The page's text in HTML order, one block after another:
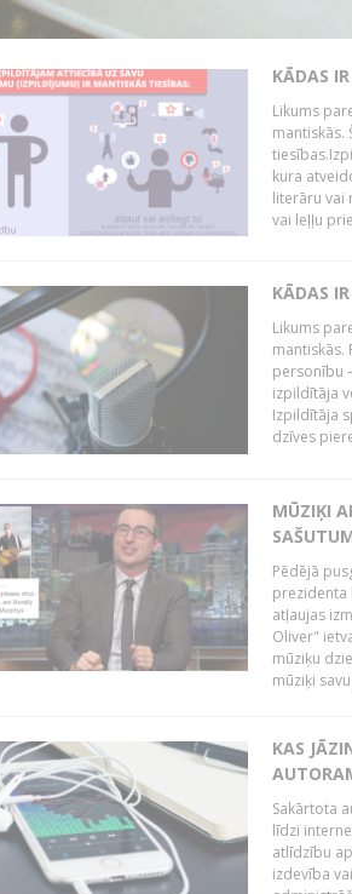
KĀDAS
Likums
mantiskās.
kura
literāru vai
vai leļļu
KĀDAS
Likums
mantiskās.
personību
izpildītāja
Izpildītāja
dzīves
MŪZIĶI
Pēdējā
prezidenta
atļaujas
Oliver"
mūziķu
mūziķi
KAS
Sakārtota
līdzi
atlīdzību
izdevība